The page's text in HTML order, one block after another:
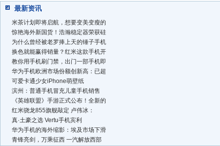
最新资讯
米茶计划即将启航，想要变美变瘦的
惊艳海外新国货！浩瀚稳定器荣获硅
为什么曾经被老罗捧上天的锤子手机
换色就能赢得销量？红米这款手机开
教你用手机刷门禁，出门一部手机即
华为手机欧洲市场份额创新高：已超
可爱卡通少女iPhone萌壁纸
滨州：普通手机冒充儿童手机销售
《英雄联盟》手游正式公布！全新的
红米骁龙855旗舰敲定 卢伟冰：
真·土豪之选 Vertu手机宾利
华为手机的海外缩影：埃及市场下滑
青锋亮剑，万乘征西 一汽解放西部